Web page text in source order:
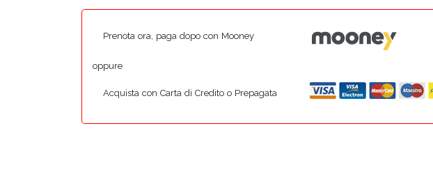
Prenota ora, paga dopo con Mooney
oppure
Acquista con Carta di Credito o Prepagata